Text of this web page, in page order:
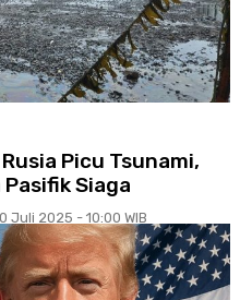
Picu Tsunami,
Siaga
Juli 2025 - 10:00 WIB